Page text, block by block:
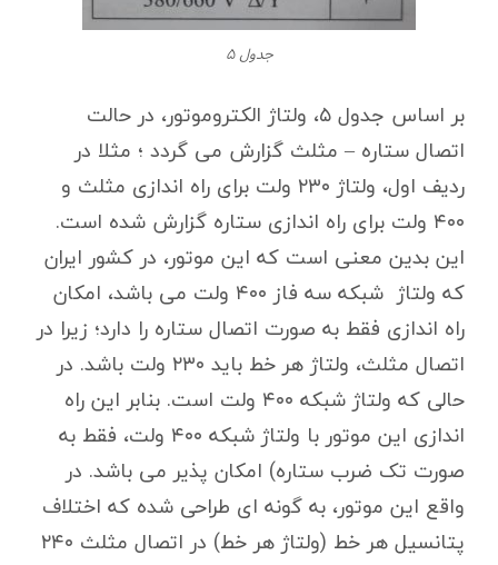
جدول ۵
بر اساس جدول ۵، ولتاژ الکتروموتور، در حالت
اتصال ستاره – مثلث گزارش می گردد ؛ مثلا در
ردیف اول، ولتاژ ۲۳۰ ولت برای راه اندازی مثلث و
۴۰۰ ولت برای راه اندازی ستاره گزارش شده است.
این بدین معنی است که این موتور، در کشور ایران
که ولتاژ شبکه سه فاز ۴۰۰ ولت می باشد، امکان
راه اندازی فقط به صورت اتصال ستاره را دارد؛ زیرا در
اتصال مثلث، ولتاژ هر خط باید ۲۳۰ ولت باشد. در
حالی که ولتاژ شبکه ۴۰۰ ولت است. بنابر این راه
اندازی این موتور با ولتاژ شبکه ۴۰۰ ولت، فقط به
صورت تک ضرب ستاره) امکان پذیر می باشد. در
واقع این موتور، به گونه ای طراحی شده که اختلاف
پتانسیل هر خط (ولتاژ هر خط) در اتصال مثلث ۲۴۰